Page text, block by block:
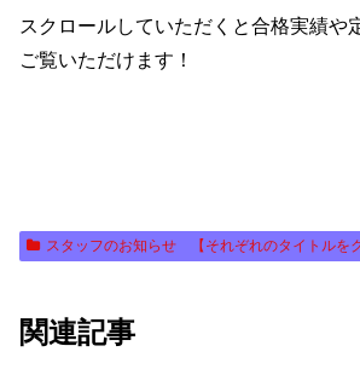
スクロールしていただくと合格実績や
ご覧いただけます！
スタッフのお知らせ 【それぞれのタイトルを
関連記事